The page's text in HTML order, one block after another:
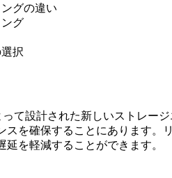
グの違い
グ
択
って設計された新しいストレ
スを確保することにあります
を軽減することができます。